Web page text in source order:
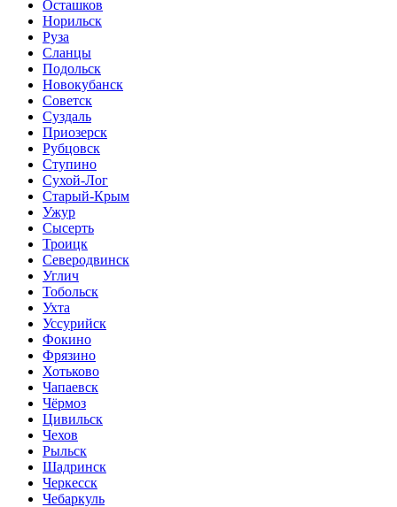
Осташков
Норильск
Руза
Сланцы
Подольск
Новокубанск
Советск
Суздаль
Приозерск
Рубцовск
Ступино
Сухой-Лог
Старый-Крым
Ужур
Сысерть
Троицк
Северодвинск
Углич
Тобольск
Ухта
Уссурийск
Фокино
Фрязино
Хотьково
Чапаевск
Чёрмоз
Цивильск
Чехов
Рыльск
Шадринск
Черкесск
Чебаркуль